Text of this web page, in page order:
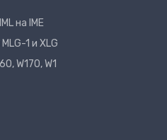
на IME
1 и XLG
W170, W1